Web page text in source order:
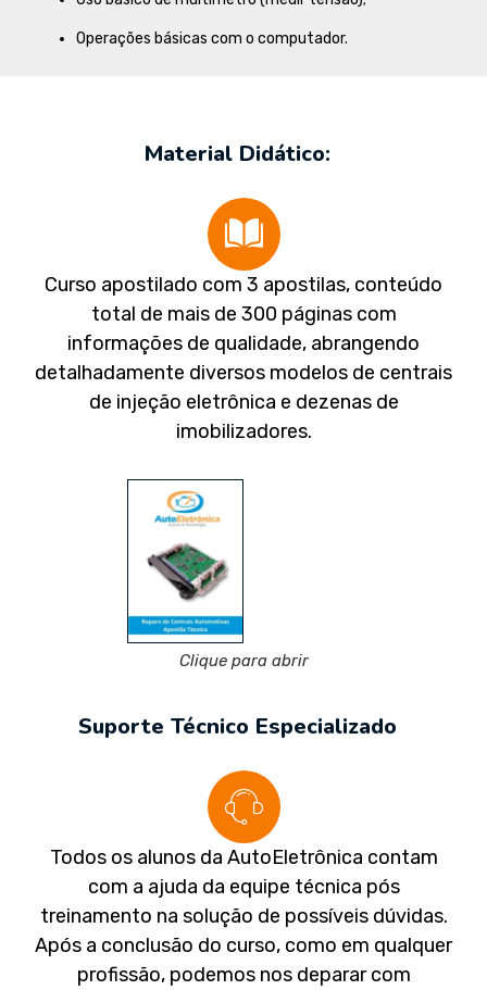
Operações básicas com o computador.
Material Didático:
Curso apostilado com 3 apostilas, conteúdo
total de mais de 300 páginas com
informações de qualidade, abrangendo
detalhadamente diversos modelos de centrais
de injeção eletrônica e dezenas de
imobilizadores.
Clique para abrir
Suporte Técnico Especializado
Todos os alunos da AutoEletrônica contam
com a ajuda da equipe técnica pós
treinamento na solução de possíveis dúvidas.
Após a conclusão do curso, como em qualquer
profissão, podemos nos deparar com